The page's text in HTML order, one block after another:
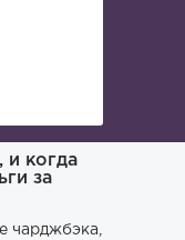
и когда
за
чарджбэка,